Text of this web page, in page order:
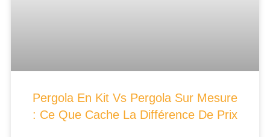
Pergola En Kit Vs Pergola Sur Mesure
: Ce Que Cache La Différence De Prix